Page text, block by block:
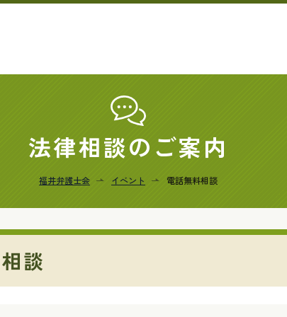
法律相談のご案内
福井弁護士会 イベント 電話無料相談
談